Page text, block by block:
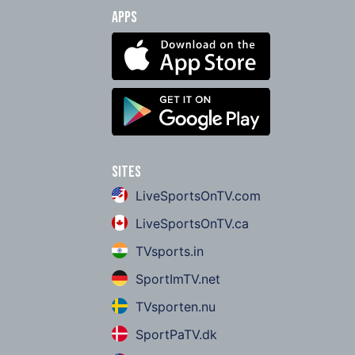
Apps
Sites
LiveSportsOnTV.com
LiveSportsOnTV.ca
TVsports.in
SportImTV.net
TVsporten.nu
SportPaTV.dk